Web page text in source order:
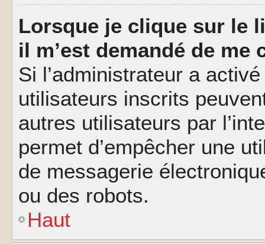
Lorsque je clique sur le
il m’est demandé de me
Si l’administrateur a
utilisateurs inscrits
autres utilisateurs par
permet d’empêcher une
de messagerie
ou des robots.
Haut